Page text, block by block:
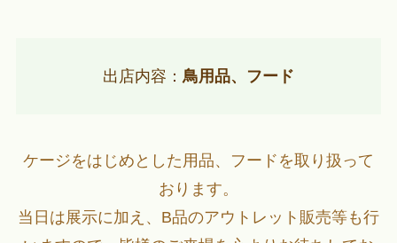
出店内容： 鳥用品、フード
ケージをはじめとした用品、フードを取り扱って
おります。
当日は展示に加え、B品のアウトレット販売等も行